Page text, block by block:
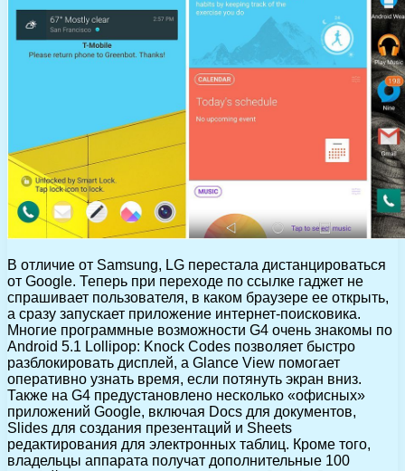
В отличие от Samsung, LG перестала дистанцироваться
от Google. Теперь при переходе по ссылке гаджет не
спрашивает пользователя, в каком браузере ее открыть,
а сразу запускает приложение интернет-поисковика.
Многие программные возможности G4 очень знакомы по
Android 5.1 Lollipop: Knock Codes позволяет быстро
разблокировать дисплей, а Glance View помогает
оперативно узнать время, если потянуть экран вниз.
Также на G4 предустановлено несколько «офисных»
приложений Google, включая Docs для документов,
Slides для создания презентаций и Sheets
редактирования для электронных таблиц. Кроме того,
владельцы аппарата получат дополнительные 100